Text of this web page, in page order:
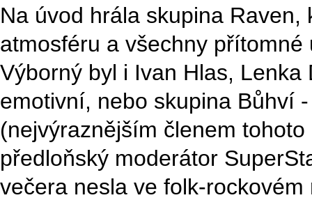
Na úvod hrála skupina
atmosféru a všechny
Výborný byl i Ivan Hlas,
emotivní, nebo skupina Bůhví
(nejvýraznějším členem
předloňský moderátor
večera nesla ve folk-